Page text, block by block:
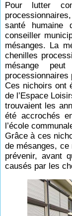
Pour lutter
santé humaine
conseiller
mésanges. La
chenilles
mésange
processionnaires
Ces nichoirs ont
de l’Espace
trouvaient les
été accrochés
l’école
Grâce à ces
de mésanges, ce
prévenir, avant
causés par les